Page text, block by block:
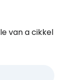
van a cikkel